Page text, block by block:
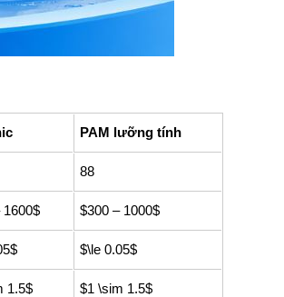
PAM lưỡng tính
88
1600$ $300 – 1000$
$\le 0.05$
1.5$ $1 \sim 1.5$